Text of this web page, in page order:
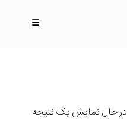
در حال نمایش یک نتیجه